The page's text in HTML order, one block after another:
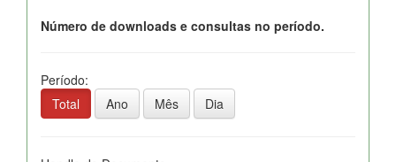
Número de downloads e consultas no período.
Período:
Total
Ano Mês Dia